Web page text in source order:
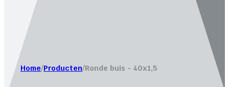
Website laten maken door Bureau Magneet – Online
Home/Producten/Ronde buis - 40x1,5